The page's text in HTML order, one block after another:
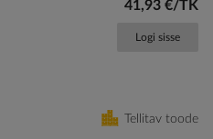
41,93 €/TK
Logi sisse
Tellitav toode